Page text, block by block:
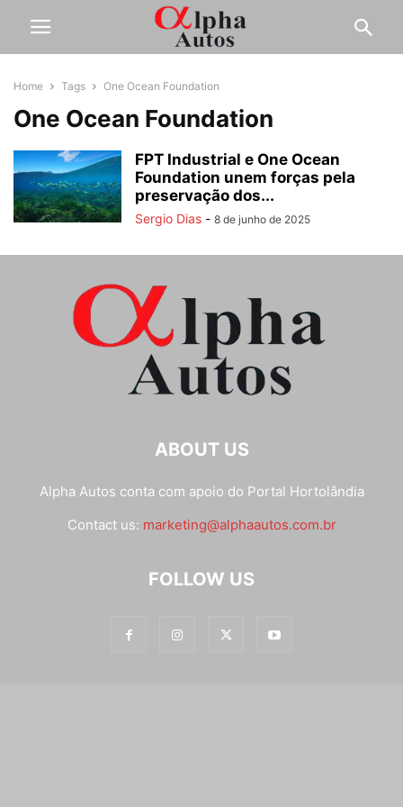
Home Tags One Ocean Foundation
One Ocean Foundation
FPT Industrial e One Ocean
Foundation unem forças pela
preservação dos...
Sergio Dias - 8 de junho de 2025
ABOUT US
Alpha Autos conta com apoio do Portal Hortolândia
Contact us: marketing@alphaautos.com.br
FOLLOW US